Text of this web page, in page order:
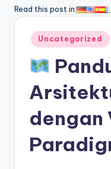
t
Read this post in:
Posted
in
Uncategorized
dengan